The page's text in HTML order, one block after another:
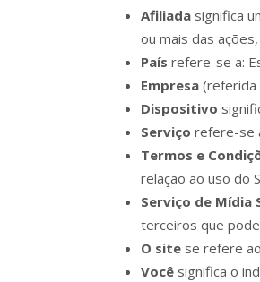
Afiliada significa
ou mais das
País refere-se a:
Empresa (referida
Dispositivo
Serviço refere-se
Termos e
relação ao uso do
Serviço de Mídia
terceiros que
O site se refere
Você significa o